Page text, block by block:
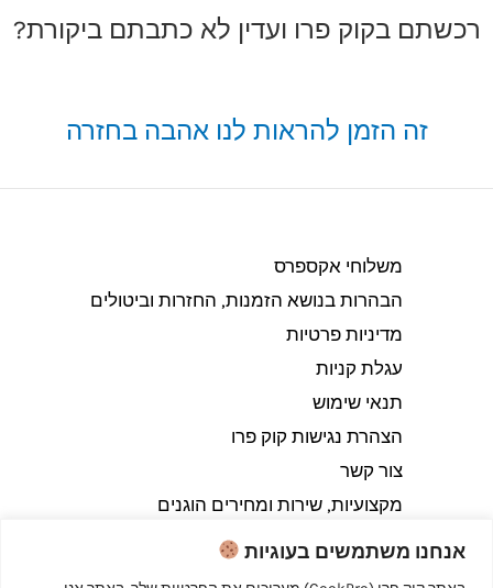
אנחנו משתמשים בעוגיות
רכשתם בקוק פרו ועדין לא כתבתם ביקורת?
זה הזמן להראות לנו אהבה בחזרה
משלוחי אקספרס
הבהרות בנושא הזמנות, החזרות וביטולים​
מדיניות פרטיות
עגלת קניות
תנאי שימוש
הצהרת נגישות קוק פרו
צור קשר
מקצועיות, שירות ומחירים הוגנים